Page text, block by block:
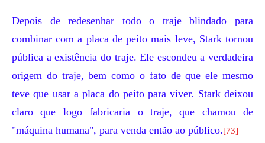
Depois de redesenhar todo o traje blindado para
combinar com a placa de peito mais leve, Stark tornou
pública a existência do traje. Ele escondeu a verdadeira
origem do traje, bem como o fato de que ele mesmo
teve que usar a placa do peito para viver. Stark deixou
claro que logo fabricaria o traje, que chamou de
"máquina humana", para venda então ao público.[73]